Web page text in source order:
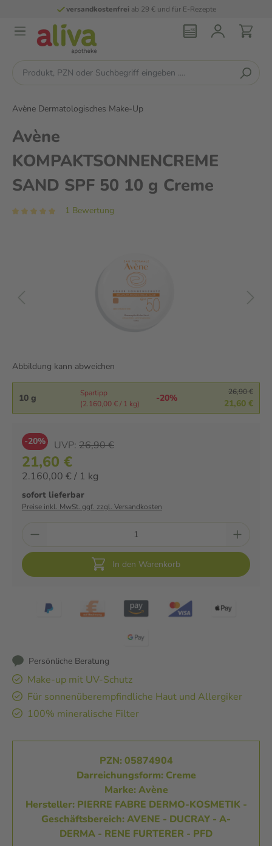
versandkostenfreiab 29 € und für E-Rezepte
Avène Dermatologisches Make-Up
Avène
KOMPAKTSONNENCREME
SAND SPF 50 10 g Creme
1 Bewertung
Abbildung kann abweichen
10 g
Spartipp
(2.160,00 € / 1 kg)
-20%
26,90 €
21,60 €
-20% UVP: 26,90 €
21,60 €
2.160,00 € / 1 kg
sofort lieferbar
Preise inkl. MwSt. ggf. zzgl. Versandkosten
In den Warenkorb
Persönliche Beratung
Make-up mit UV-Schutz
Für sonnenüberempfindliche Haut und Allergiker
100% mineralische Filter
PZN: 05874904
Darreichungsform: Creme
Marke: Avène
Hersteller: PIERRE FABRE DERMO-KOSMETIK -
Geschäftsbereich: AVENE - DUCRAY - A-
DERMA - RENE FURTERER - PFD